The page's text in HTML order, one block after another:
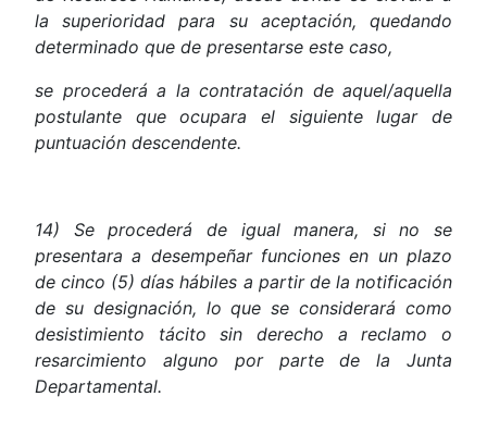
la superioridad para su aceptación, quedando
determinado que de presentarse este caso,
se procederá a la contratación de aquel/aquella
postulante que ocupara el siguiente lugar de
puntuación descendente.
14) Se procederá de igual manera, si no se
presentara a desempeñar funciones en un plazo
de cinco (5) días hábiles a partir de la notificación
de su designación, lo que se considerará como
desistimiento tácito sin derecho a reclamo o
resarcimiento alguno por parte de la Junta
Departamental.